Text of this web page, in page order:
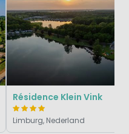
Résidence Klein Vink
Limburg, Nederland